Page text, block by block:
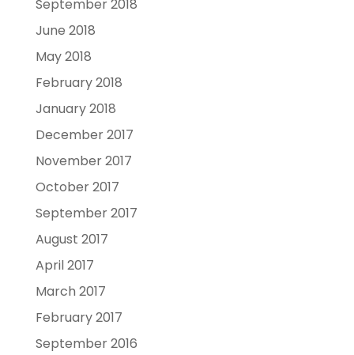
September 2018
June 2018
May 2018
February 2018
January 2018
December 2017
November 2017
October 2017
September 2017
August 2017
April 2017
March 2017
February 2017
September 2016